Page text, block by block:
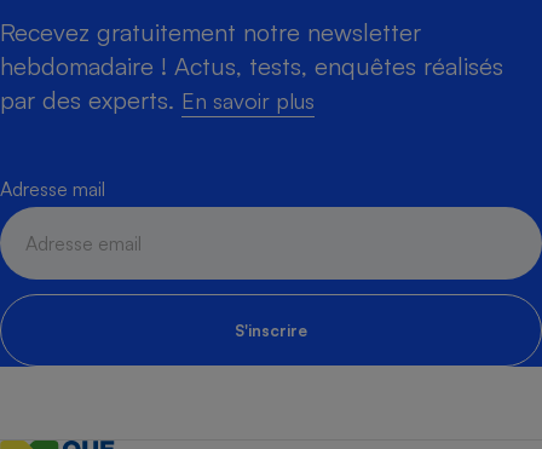
Recevez gratuitement notre newsletter
hebdomadaire ! Actus, tests, enquêtes réalisés
par des experts. En savoir plus
Adresse mail
S'inscrire